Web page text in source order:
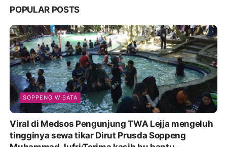
POPULAR POSTS
SOPPENG WISATA
Viral di Medsos Pengunjung TWA Lejja mengeluh
tingginya sewa tikar Dirut Prusda Soppeng